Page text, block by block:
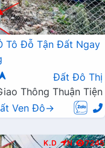
Tô Đỗ Tận Đất Ngay
Đất Đô Thị
Thông Thuận Tiện
Ven Đô→
K.D N 7245